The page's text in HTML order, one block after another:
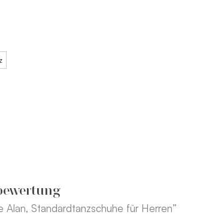
Alan, Standardtanzschuhe für Herren”